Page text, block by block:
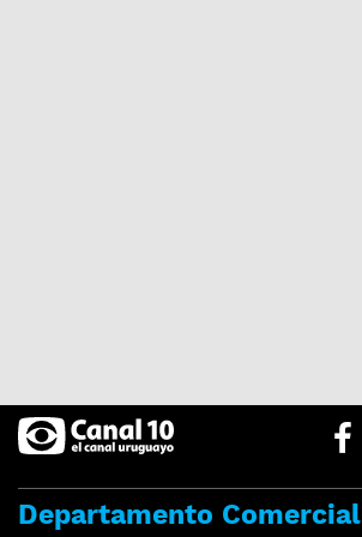
Departamento Comercial